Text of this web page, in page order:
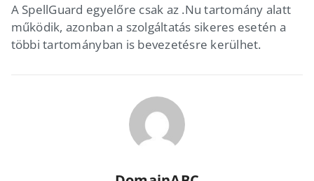
A SpellGuard egyelőre csak az .Nu tartomány alatt
működik, azonban a szolgáltatás sikeres esetén a
többi tartományban is bevezetésre kerülhet.